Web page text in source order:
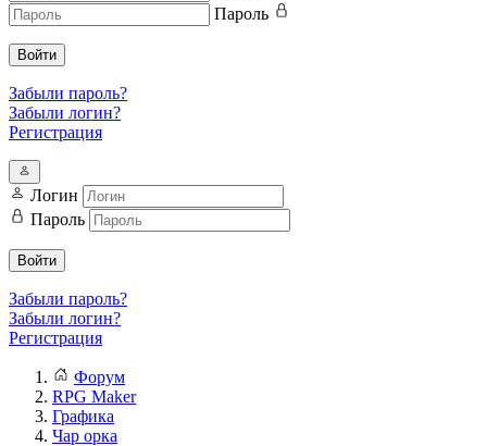
Пароль
Войти
Забыли пароль?
Забыли логин?
Регистрация
Логин
Пароль
Войти
Забыли пароль?
Забыли логин?
Регистрация
Форум
RPG Maker
Графика
Чар орка